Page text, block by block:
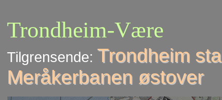
Trondheim-Være
Tilgrensende: Trondheim
Meråkerbanen østover